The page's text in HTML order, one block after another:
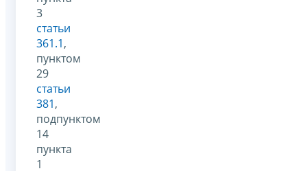
3
статьи
361.1,
пунктом
29
статьи
381,
подпунктом
14
пункта
1